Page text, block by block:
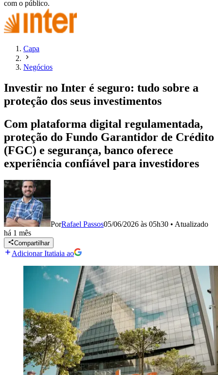
com o público.
Capa
Negócios
Investir no Inter é seguro: tudo sobre a
proteção dos seus investimentos
Com plataforma digital regulamentada,
proteção do Fundo Garantidor de Crédito
(FGC) e segurança, banco oferece
experiência confiável para investidores
PorRafael Passos05/06/2026 às 05h30 • Atualizado
há 1 mês
Compartilhar
Adicionar Itatiaia ao